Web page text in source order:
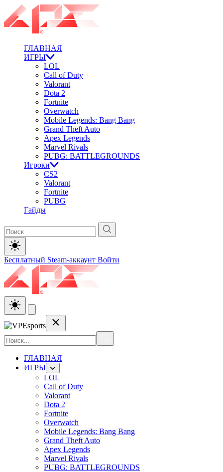
ГЛАВНАЯ
ИГРЫ
LOL
Call of Duty
Valorant
Dota 2
Fortnite
Overwatch
Mobile Legends: Bang Bang
Grand Theft Auto
Apex Legends
Marvel Rivals
PUBG: BATTLEGROUNDS
Игроки
CS2
Valorant
Fortnite
PUBG
Гайды
Бесплатный Steam-аккаунт Войти
ГЛАВНАЯ
ИГРЫ
LOL
Call of Duty
Valorant
Dota 2
Fortnite
Overwatch
Mobile Legends: Bang Bang
Grand Theft Auto
Apex Legends
Marvel Rivals
PUBG: BATTLEGROUNDS